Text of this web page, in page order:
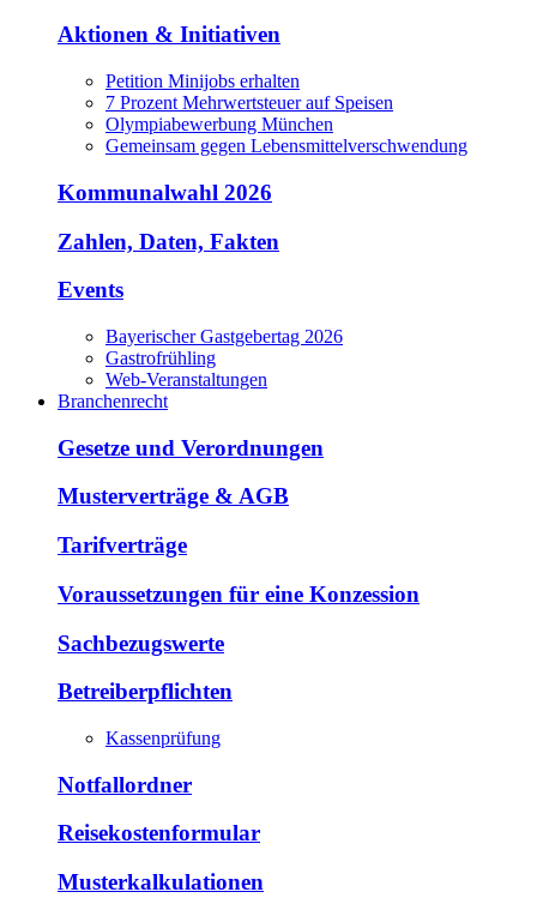
Aktionen & Initiativen
Petition Minijobs erhalten
7 Prozent Mehrwertsteuer auf Speisen
Olympiabewerbung München
Gemeinsam gegen Lebensmittelverschwendung
Kommunalwahl 2026
Zahlen, Daten, Fakten
Events
Bayerischer Gastgebertag 2026
Gastrofrühling
Web-Veranstaltungen
Branchenrecht
Gesetze und Verordnungen
Musterverträge & AGB
Tarifverträge
Voraussetzungen für eine Konzession
Sachbezugswerte
Betreiberpflichten
Kassenprüfung
Notfallordner
Reisekostenformular
Musterkalkulationen